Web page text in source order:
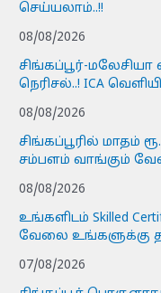
செய்யலாம்..!!
08/08/2026
சிங்கப்பூர்-
நெரிசல்..! ICA
08/08/2026
சிங்கப்பூரில் மாதம்
சம்பளம் வாங்கும்
08/08/2026
உங்களிடம் Skilled
வேலை உங்களுக்கு
07/08/2026